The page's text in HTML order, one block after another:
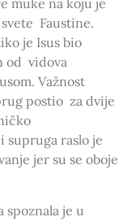
muke na koju je
Faustine.
je Isus bio
od vidova
Važnost
postio za dvije
supruga raslo je
jer su se oboje
spoznala je u